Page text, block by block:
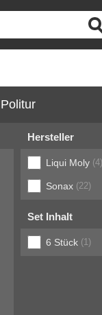
Politur
Hersteller
Liqui Moly (4)
Sonax (22)
Set Inhalt
6 Stück (1)